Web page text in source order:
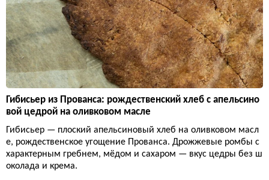
Гибисьер из Прованса: рождественский хлеб с апельсино
вой цедрой на оливковом масле
Гибисьер — плоский апельсиновый хлеб на оливковом масл
е, рождественское угощение Прованса. Дрожжевые ромбы с
характерным гребнем, мёдом и сахаром — вкус цедры без ш
околада и крема.